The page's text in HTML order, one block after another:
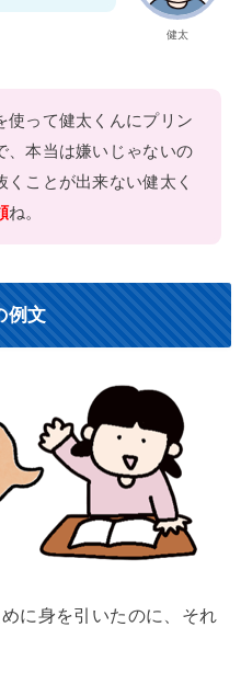
健太
使って健太くんにプリン
、本当は嫌いじゃないの
くことが出来ない健太く
ね。
例文
に身を引いたのに、それ